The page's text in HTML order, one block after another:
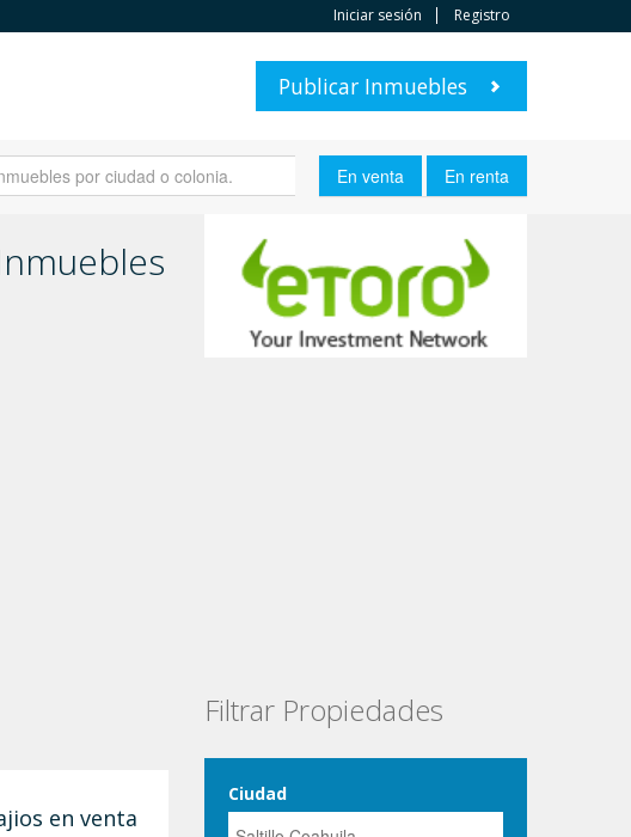
Iniciar sesión Registro
Publicar Inmuebles
en venta
Filtrar Propiedades
Ciudad